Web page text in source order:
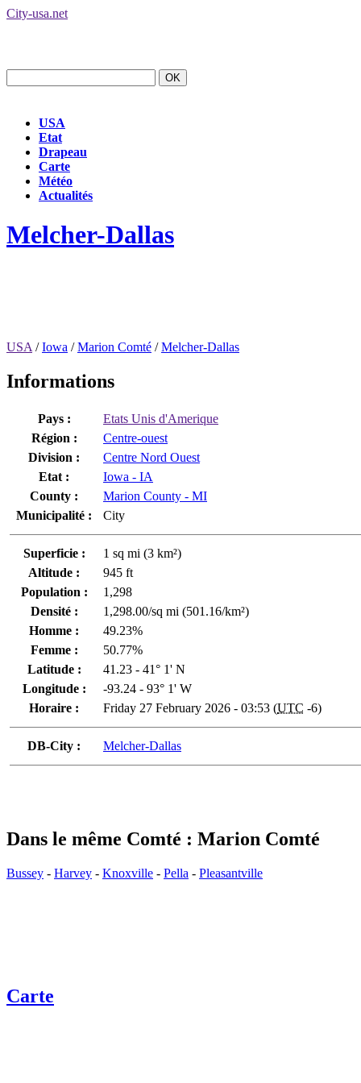
City-usa.net
USA
Etat
Drapeau
Carte
Météo
Actualités
Melcher-Dallas
USA /Iowa /Marion Comté /Melcher-Dallas
Informations
Pays :
Etats Unis d'Amerique
Région :
Centre-ouest
Division :
Centre Nord Ouest
Etat :
Iowa - IA
County :
Marion County - MI
Municipalité :
City
Superficie :
1 sq mi (3 km²)
Altitude :
945 ft
Population :
1,298
Densité :
1,298.00/sq mi (501.16/km²)
Homme :
49.23%
Femme :
50.77%
Latitude :
41.23 - 41° 1' N
Longitude :
-93.24 - 93° 1' W
Horaire :
Friday 27 February 2026 - 03:53 (UTC -6)
DB-City : Melcher-Dallas
Dans le même Comté : Marion Comté
Bussey - Harvey - Knoxville - Pella - Pleasantville
Carte